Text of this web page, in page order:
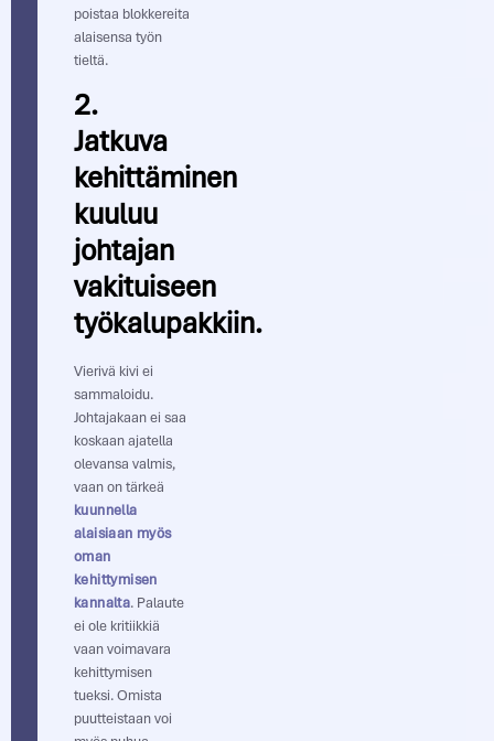
poistaa blokkereita
alaisensa työn
tieltä.
2.
Jatkuva
kehittäminen
kuuluu
johtajan
vakituiseen
työkalupakkiin.
Vierivä kivi ei
sammaloidu.
Johtajakaan ei saa
koskaan ajatella
olevansa valmis,
vaan on tärkeä
kuunnella
alaisiaan myös
oman
kehittymisen
kannalta. Palaute
ei ole kritiikkiä
vaan voimavara
kehittymisen
tueksi. Omista
puutteistaan voi